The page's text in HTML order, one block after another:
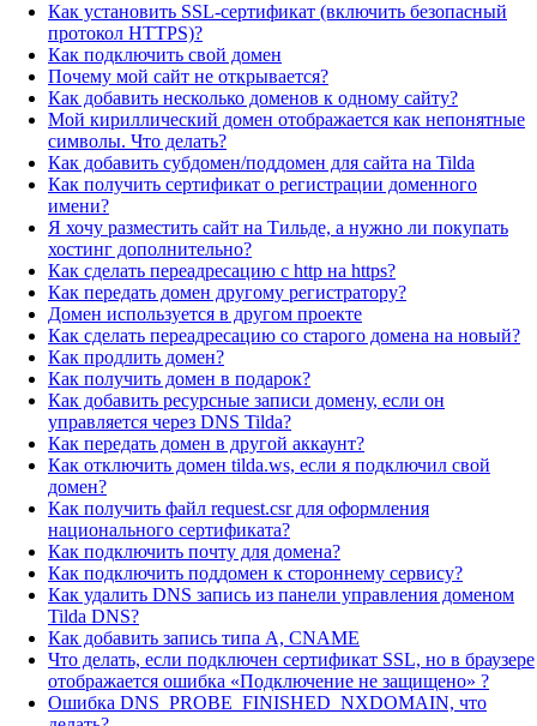
Как установить SSL-сертификат (включить безопасный
протокол HTTPS)?
Как подключить свой домен
Почему мой сайт не открывается?
Как добавить несколько доменов к одному сайту?
Мой кириллический домен отображается как непонятные
символы. Что делать?
Как добавить субдомен/поддомен для сайта на Tilda
Как получить сертификат о регистрации доменного
имени?
Я хочу разместить сайт на Тильде, а нужно ли покупать
хостинг дополнительно?
Как сделать переадресацию с http на https?
Как передать домен другому регистратору?
Домен используется в другом проекте
Как сделать переадресацию со старого домена на новый?
Как продлить домен?
Как получить домен в подарок?
Как добавить ресурсные записи домену, если он
управляется через DNS Tilda?
Как передать домен в другой аккаунт?
Как отключить домен tilda.ws, если я подключил свой
домен?
Как получить файл request.csr для оформления
национального сертификата?
Как подключить почту для домена?
Как подключить поддомен к стороннему сервису?
Как удалить DNS запись из панели управления доменом
Tilda DNS?
Как добавить запись типа A, CNAME
Что делать, если подключен сертификат SSL, но в браузере
отображается ошибка «Подключение не защищено» ?
Ошибка DNS_PROBE_FINISHED_NXDOMAIN, что